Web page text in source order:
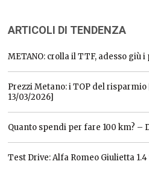
ARTICOLI DI TENDENZA
METANO: crolla il TTF, adesso giù i
Prezzi Metano: i TOP del risparmio
13/03/2026]
Quanto spendi per fare 100 km? –
Test Drive: Alfa Romeo Giulietta